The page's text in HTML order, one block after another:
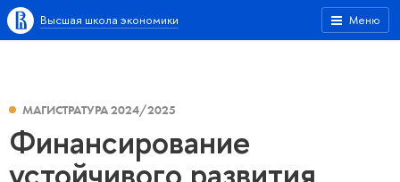
Меню
Высшая школа экономики
МАГИСТРАТУРА 2024/2025
Финансирование